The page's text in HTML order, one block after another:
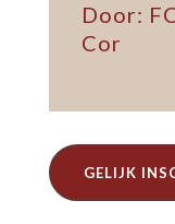
Door:
Cor
GELIJK